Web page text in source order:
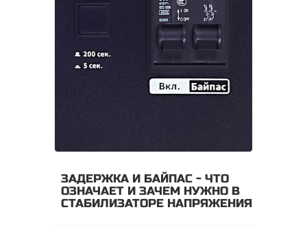
ЗАДЕРЖКА И БАЙПАС - ЧТО
ОЗНАЧАЕТ И ЗАЧЕМ НУЖНО В
СТАБИЛИЗАТОРЕ НАПРЯЖЕНИЯ